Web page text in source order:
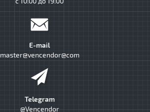
E-mail
master@vencendor@com
Telegram
@Vencendor